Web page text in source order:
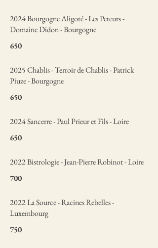
2024 Bourgogne Aligoté - Les Peteurs -
Domaine Didon - Bourgogne
650
2025 Chablis - Terroir de Chablis - Patrick
Piuze - Bourgogne
650
2024 Sancerre - Paul Prieur et Fils - Loire
650
2022 Bistrologie - Jean-Pierre Robinot - Loire
700
2022 La Source - Racines Rebelles -
Luxembourg
750